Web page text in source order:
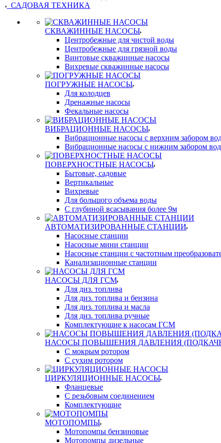
САДОВАЯ ТЕХНИКА
СКВАЖИННЫЕ НАСОСЫ
Центробежные для чистой воды
Центробежные для грязной воды
Винтовые скважинные насосы
Вихревые скважинные насосы
ПОГРУЖНЫЕ НАСОСЫ
Для колодцев
Дренажные насосы
Фекальные насосы
ВИБРАЦИОННЫЕ НАСОСЫ
Вибрационные насосы с верхним забором
Вибрационные насосы с нижним забором
ПОВЕРХНОСТНЫЕ НАСОСЫ
Бытовые, садовые
Вертикальные
Вихревые
Для большого объема воды
С глубиной всасывания более 9м
АВТОМАТИЗИРОВАННЫЕ СТАНЦИИ
Насосные станции
Насосные мини станции
Насосные станции с частотным
Канализационные станции
НАСОСЫ ДЛЯ ГСМ
Для диз. топлива
Для диз. топлива и бензина
Для диз. топлива и масла
Для диз. топлива ручные
Комплектующие к насосам ГСМ
НАСОСЫ ПОВЫШЕНИЯ ДАВЛЕНИЯ
С мокрым ротором
С сухим ротором
ЦИРКУЛЯЦИОННЫЕ НАСОСЫ
Фланцевые
С резьбовым соединением
Комплектующие
МОТОПОМПЫ
Мотопомпы бензиновые
Мотопомпы дизельные